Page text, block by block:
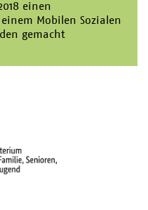
einen
Mobilen Sozialen
gemacht